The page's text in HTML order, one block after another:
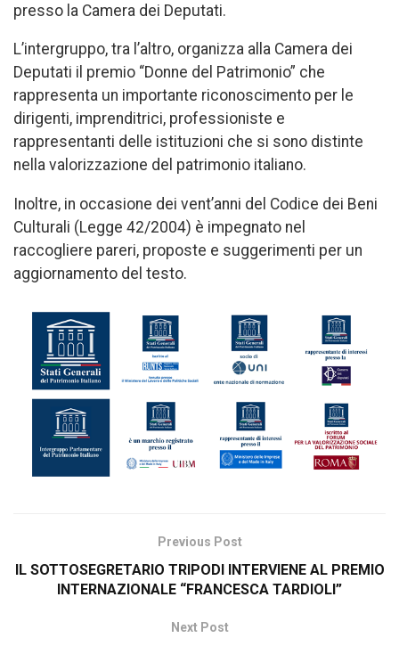
presso la Camera dei Deputati.
L’intergruppo, tra l’altro, organizza alla Camera dei
Deputati il premio “Donne del Patrimonio” che
rappresenta un importante riconoscimento per le
dirigenti, imprenditrici, professioniste e
rappresentanti delle istituzioni che si sono distinte
nella valorizzazione del patrimonio italiano.
Inoltre, in occasione dei vent’anni del Codice dei Beni
Culturali (Legge 42/2004) è impegnato nel
raccogliere pareri, proposte e suggerimenti per un
aggiornamento del testo.
Previous Post
IL SOTTOSEGRETARIO TRIPODI INTERVIENE AL PREMIO
INTERNAZIONALE “FRANCESCA TARDIOLI”
Next Post